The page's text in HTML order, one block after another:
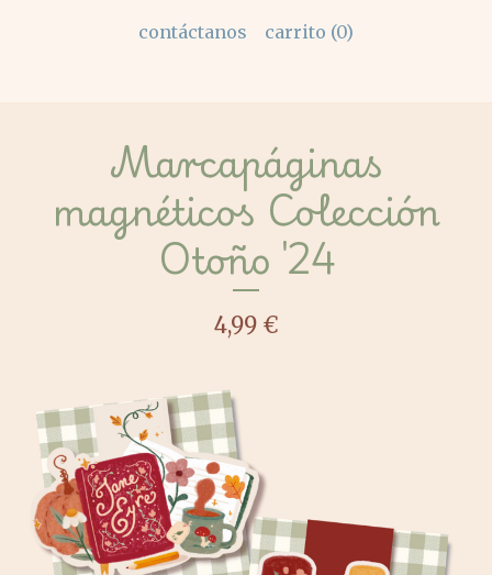
contáctanos
carrito (0)
Marcapáginas
magnéticos Colección
Otoño '24
4,99 €